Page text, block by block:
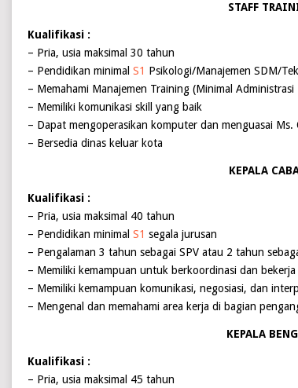
STAFF
Kualifikasi :
– Pria, usia maksimal 30 tahun
– Pendidikan minimal S1 Psikologi/Manajemen SDM/
– Memahami Manajemen Training (Minimal Administrasi
– Memiliki komunikasi skill yang baik
– Dapat mengoperasikan komputer dan menguasai Ms.
– Bersedia dinas keluar kota
KEPALA
Kualifikasi :
– Pria, usia maksimal 40 tahun
– Pendidikan minimal S1 segala jurusan
– Pengalaman 3 tahun sebagai SPV atau 2 tahun
– Memiliki kemampuan untuk berkoordinasi dan
– Memiliki kemampuan komunikasi, negosiasi, dan
– Mengenal dan memahami area kerja di bagian
KEPALA
Kualifikasi :
– Pria, usia maksimal 45 tahun